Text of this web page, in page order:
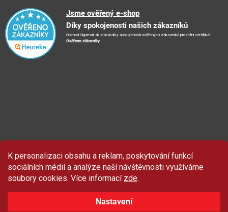
K personalizaci obsahu a reklam, poskytování funkcí
sociálních médií a analýze naší návštěvnosti využíváme
soubory cookies. Více informací zde.
Nastavení
Reklamační řád
Vrácení zboží a reklamace
Doporučení při nákupu
Ochrana osobních údajů
📺TV reklama
📝Blog
🤝 Partneři
Podporujeme
🏨FN Bulovka
🏨Nemocnice Homolka
Jsme ověřený e-shop
Díky spokojenosti našich zákazníků
Obchod Gigamat.sk získal díky spokojenosti ověřených zákazníků prestižní certifikát
Ověřeno zákazníky
Sleva 100 Kčna produkty značky Asist.